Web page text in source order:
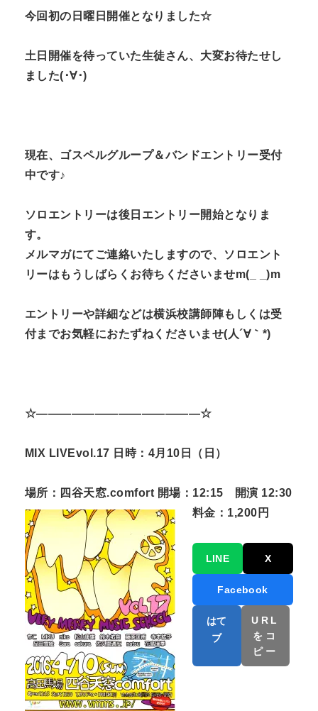
今回初の日曜日開催となりました☆
土日開催を待っていた生徒さん、大変お待たせし
ました(･∀･)
現在、ゴスペルグループ＆バンドエントリー受付
中です♪
ソロエントリーは後日エントリー開始となりま
す。
メルマガにてご連絡いたしますので、ソロエント
リーはもうしばらくお待ちくださいませm(_ _)m
エントリーや詳細などは横浜校講師陣もしくは受
付までお気軽におたずねくださいませ(人´∀｀*)
☆——————————————☆
MIX LIVEvol.17 日時：4月10日（日）
場所：四谷天窓.comfort 開場：12:15 開演 12:30
料金：1,200円
LINE X
Facebook
はて
ブ
URL
をコ
ピー